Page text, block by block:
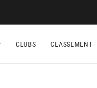
CLUBS CLASSEMENT